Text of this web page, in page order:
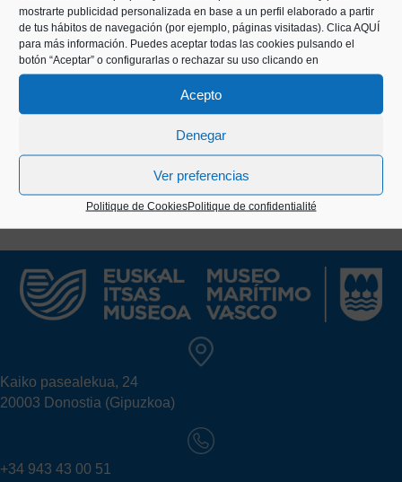
mostrarte publicidad personalizada en base a un perfil elaborado a partir
de tus hábitos de navegación (por ejemplo, páginas visitadas). Clica AQUÍ
para más información. Puedes aceptar todas las cookies pulsando el
botón “Aceptar” o configurarlas o rechazar su uso clicando en
Acepto
Denegar
Ver preferencias
Politique de CookiesPolitique de confidentialité
exposiciones temporales que produce. El empeño
en mantener una producción editorial continuada y
de calidad es, sin duda, una de las marcas
distintivas de este Museo.
Kaiko pasealekua, 24
20003 Donostia (Gipuzkoa)
+34 943 43 00 51